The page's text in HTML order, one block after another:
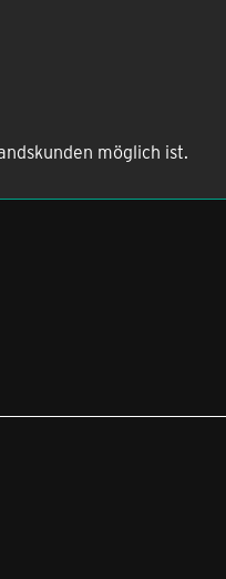
möglich ist.